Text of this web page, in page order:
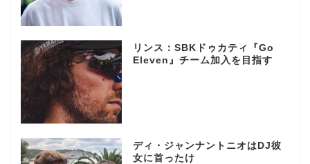
リンス：SBKドゥカティ『Go
Eleven』チーム加入を目指す
ディ・ジャンナントニオはDJ彼
女に首ったけ